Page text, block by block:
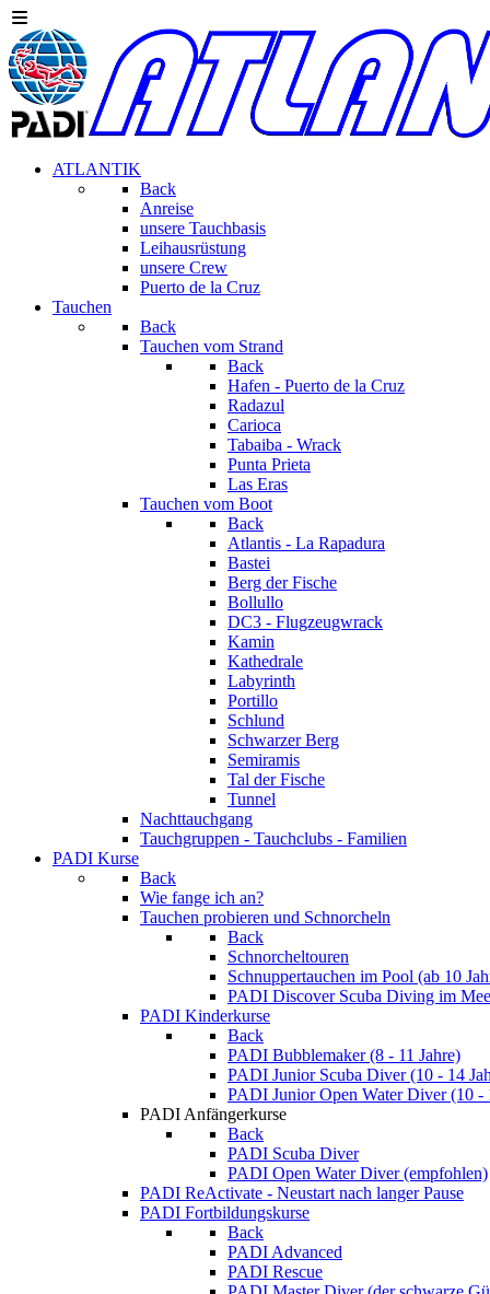
ATLANTIK
Back
Anreise
unsere Tauchbasis
Leihausrüstung
unsere Crew
Puerto de la Cruz
Tauchen
Back
Tauchen vom Strand
Back
Hafen - Puerto de la Cruz
Radazul
Carioca
Tabaiba - Wrack
Punta Prieta
Las Eras
Tauchen vom Boot
Back
Atlantis - La Rapadura
Bastei
Berg der Fische
Bollullo
DC3 - Flugzeugwrack
Kamin
Kathedrale
Labyrinth
Portillo
Schlund
Schwarzer Berg
Semiramis
Tal der Fische
Tunnel
Nachttauchgang
Tauchgruppen - Tauchclubs - Familien
PADI Kurse
Back
Wie fange ich an?
Tauchen probieren und Schnorcheln
Back
Schnorcheltouren
Schnuppertauchen im Pool (ab 10
PADI Discover Scuba Diving im
PADI Kinderkurse
Back
PADI Bubblemaker (8 - 11 Jahre)
PADI Junior Scuba Diver (10 - 14
PADI Junior Open Water Diver (10 -
PADI Anfängerkurse
Back
PADI Scuba Diver
PADI Open Water Diver (empfohlen)
PADI ReActivate - Neustart nach langer Pause
PADI Fortbildungskurse
Back
PADI Advanced
PADI Rescue